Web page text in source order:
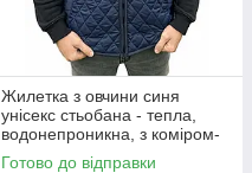
Жилетка з овчини синя
унісекс стьобана - тепла,
водонепроникна, з коміром-
стійкою (розміри 46-60)
Готово до відправки